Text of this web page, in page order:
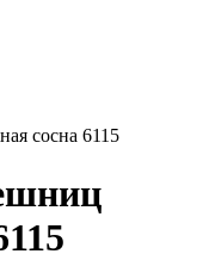
сосна 6115